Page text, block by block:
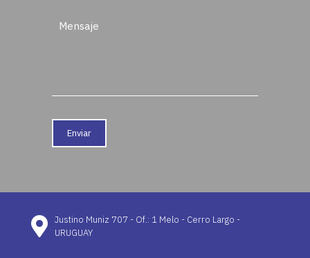
Justino Muniz 707 - Of.: 1 Melo - Cerro Largo -
URUGUAY